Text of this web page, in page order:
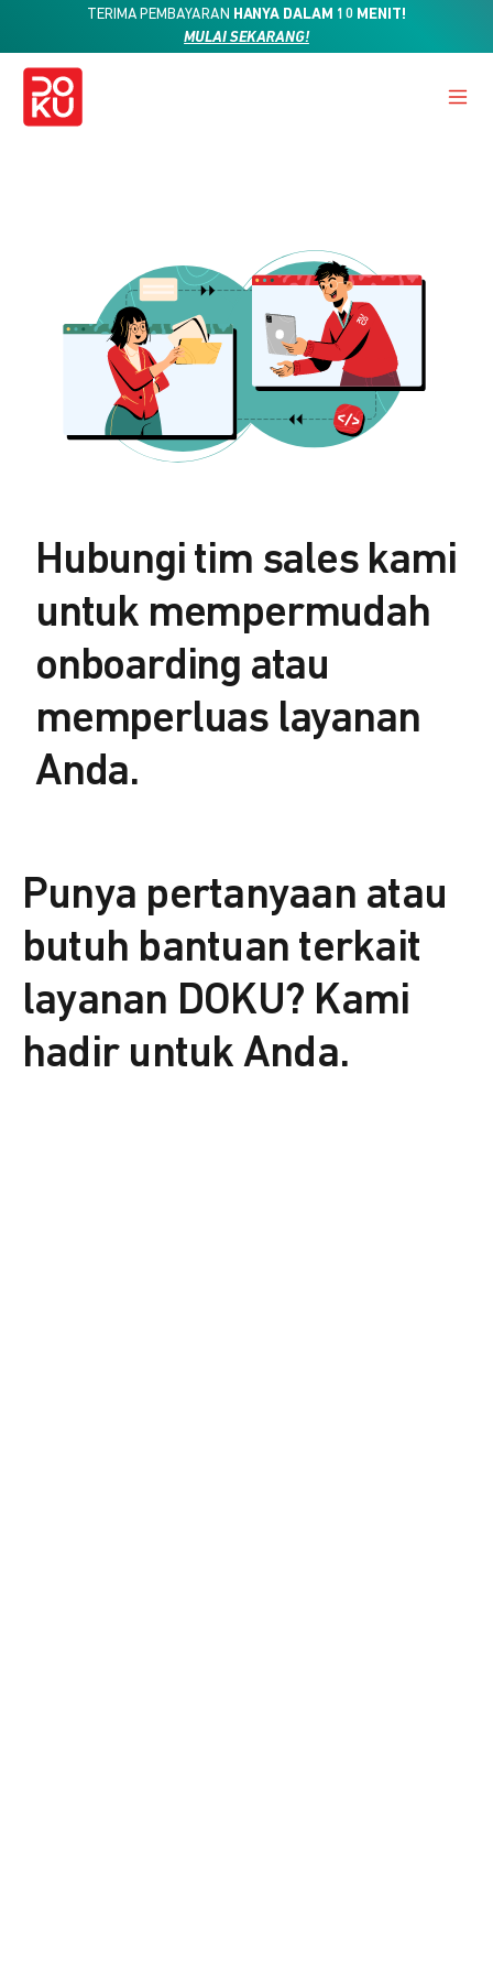
TERIMA PEMBAYARAN HANYA DALAM 10 MENIT!
MULAI SEKARANG!
Hubungi tim sales kami
untuk mempermudah
onboarding atau
memperluas layanan
Anda.
Punya pertanyaan atau
butuh bantuan terkait
layanan DOKU? Kami
hadir untuk Anda.